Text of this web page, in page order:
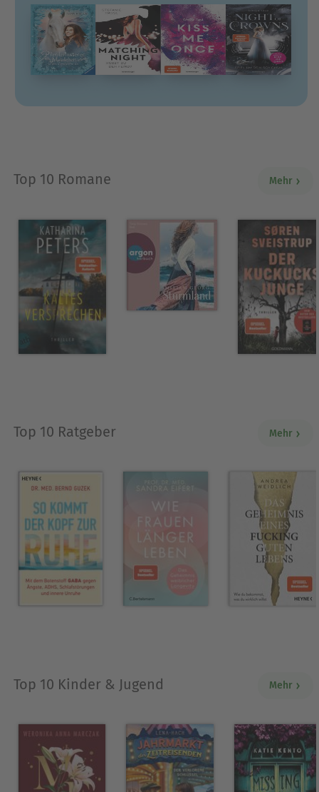
Top 10 Romane Mehr
Top 10 Ratgeber Mehr
Top 10 Kinder & Jugend Mehr